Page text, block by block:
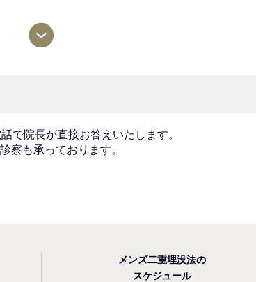
で院長が直接お答えいたします。
察も承っております。
メンズ二重埋没法の
スケジュール